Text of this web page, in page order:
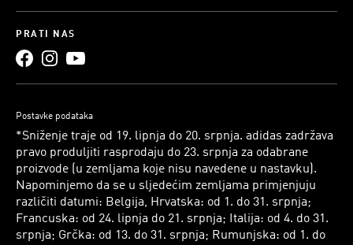
PRATI NAS
Postavke podataka
*Sniženje traje od 19. lipnja do 20. srpnja. adidas zadržava
pravo produljiti rasprodaju do 23. srpnja za odabrane
proizvode (u zemljama koje nisu navedene u nastavku).
Napominjemo da se u sljedećim zemljama primjenjuju
različiti datumi: Belgija, Hrvatska: od 1. do 31. srpnja;
Francuska: od 24. lipnja do 21. srpnja; Italija: od 4. do 31.
srpnja; Grčka: od 13. do 31. srpnja; Rumunjska: od 1. do